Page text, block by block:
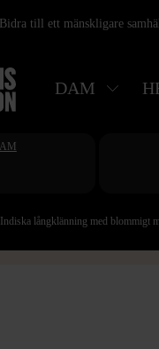
Bidra till ett mänskligare
DAM
Indiska långklänning med blommigt